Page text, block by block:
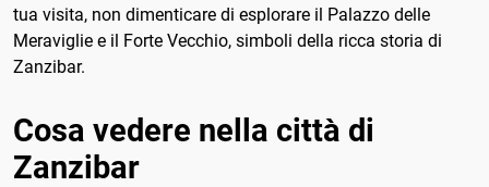
tua visita, non dimenticare di esplorare il Palazzo delle
Meraviglie e il Forte Vecchio, simboli della ricca storia di
Zanzibar.
Cosa vedere nella città di
Zanzibar